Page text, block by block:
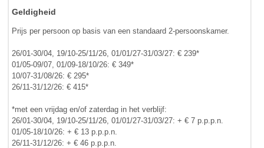
Geldigheid
Prijs per persoon op basis van een standaard 2-persoonskamer.
26/01-30/04, 19/10-25/11/26, 01/01/27-31/03/27: € 239*
01/05-09/07, 01/09-18/10/26: € 349*
10/07-31/08/26: € 295*
26/11-31/12/26: € 415*
*met een vrijdag en/of zaterdag in het verblijf:
26/01-30/04, 19/10-25/11/26, 01/01/27-31/03/27: + € 7 p.p.p.n.
01/05-18/10/26: + € 13 p.p.p.n.
26/11-31/12/26: + € 46 p.p.p.n.